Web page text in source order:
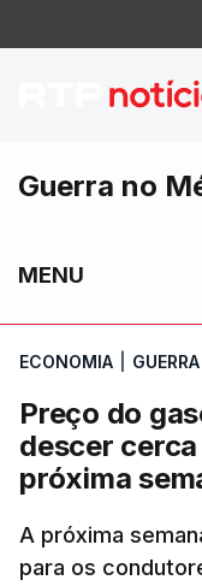
Preço
Guerra no
MENU
ECONOMIA
Preço do
descer
próxima
A próxima
para os